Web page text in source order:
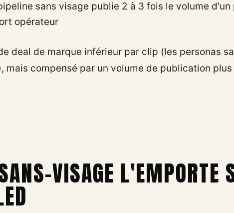
sans visage publie 2 à 3 fois le volume
opérateur
deal de marque inférieur par clip (les personas
mais compensé par un volume de publication
VISAGE L'EMPORTE